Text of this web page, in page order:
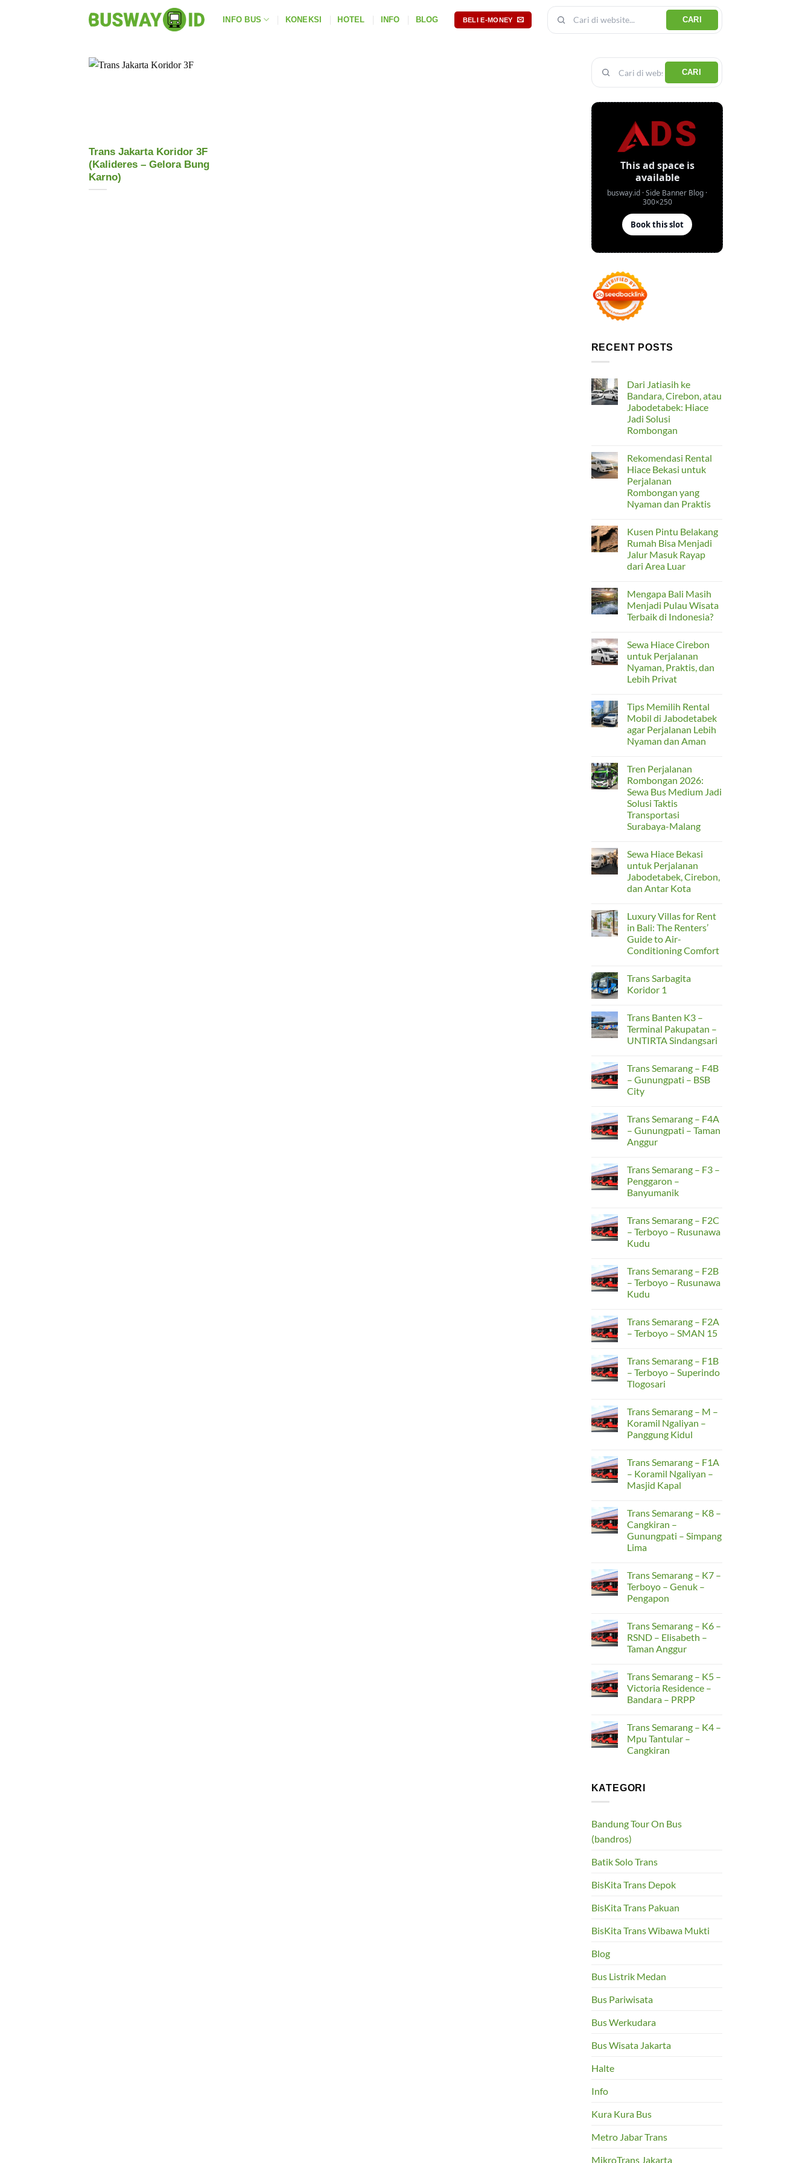
INFO BUS KONEKSI HOTEL INFO BLOG BELI E-MONEY CARI
Trans Jakarta Koridor 3F
(Kalideres – Gelora Bung
Karno)
CARI
RECENT POSTS
Dari Jatiasih ke
Bandara, Cirebon, atau
Jabodetabek: Hiace
Jadi Solusi
Rombongan
on
Dari
Jatiasih
ke
Bandara,
Cirebon,
atau
Jadi
Solusi
Rombongan
Rekomendasi Rental
Hiace Bekasi untuk
Perjalanan
Rombongan yang
Nyaman dan Praktis
on
Rekomendasi
Rental
Hiace
Bekasi
untuk
yang
Nyaman
dan
Praktis
Kusen Pintu Belakang
Rumah Bisa Menjadi
Jalur Masuk Rayap
dari Area Luar
on
Kusen
Pintu
Belakang
Menjadi
Jalur
Masuk
Rayap
dari
Area
Mengapa Bali Masih
Menjadi Pulau Wisata
Terbaik di Indonesia?
on
Mengapa
Bali
Masih
Menjadi
Pulau
di
Indonesia?
Sewa Hiace Cirebon
untuk Perjalanan
Nyaman, Praktis, dan
Lebih Privat
on
Sewa
Hiace
Cirebon
untuk
Perjalanan
dan
Lebih
Privat
Tips Memilih Rental
Mobil di Jabodetabek
agar Perjalanan Lebih
Nyaman dan Aman
on
Tips
Memilih
Rental
Mobil
di
Jabodetabek
agar
Perjalanan
dan
Aman
Tren Perjalanan
Rombongan 2026:
Sewa Bus Medium Jadi
Solusi Taktis
Transportasi
Surabaya-Malang
on
Perjalanan
Rombongan
2026:
Sewa
Jadi
Solusi
Taktis
Transportasi
Surabaya-
Malang
Sewa Hiace Bekasi
untuk Perjalanan
Jabodetabek, Cirebon,
dan Antar Kota
on
Sewa
Hiace
Bekasi
untuk
Perjalanan
dan
Antar
Kota
Luxury Villas for Rent
in Bali: The Renters’
Guide to Air-
Conditioning Comfort
on
Luxury
Villas
in
Bali:
The
Renters’
Air-
Conditioning
Comfort
Trans Sarbagita
Koridor 1
on
Trans
Sarbagita
Koridor
Trans Banten K3 –
Terminal Pakupatan –
UNTIRTA Sindangsari
on
Trans
Banten
K3
Pakupatan
UNTIRTA
Sindangsari
Trans Semarang – F4B
– Gunungpati – BSB
City
on
Trans
Semarang
–
Gunungpati
BSB
City
Trans Semarang – F4A
– Gunungpati – Taman
Anggur
on
Trans
Semarang
–
Gunungpati
Taman
Anggur
Trans Semarang – F3 –
Penggaron –
Banyumanik
on
Trans
Semarang
–
Penggaron
Banyumanik
Trans Semarang – F2C
– Terboyo – Rusunawa
Kudu
on
Trans
Semarang
–
Terboyo
Rusunawa
Trans Semarang – F2B
– Terboyo – Rusunawa
Kudu
on
Trans
Semarang
–
Terboyo
–
Rusunawa
Trans Semarang – F2A
– Terboyo – SMAN 15
on
Trans
Semarang
–
Terboyo
SMAN
15
Trans Semarang – F1B
– Terboyo – Superindo
Tlogosari
on
Trans
Semarang
–
Terboyo
Superindo
Tlogosari
Trans Semarang – M –
Koramil Ngaliyan –
Panggung Kidul
on
Trans
Semarang
–
Koramil
Ngaliyan
–
Panggung
Kidul
Trans Semarang – F1A
– Koramil Ngaliyan –
Masjid Kapal
on
Trans
Semarang
–
F1A
–
–
Masjid
Kapal
Trans Semarang – K8 –
Cangkiran –
Gunungpati – Simpang
Lima
on
Trans
Semarang
–
Cangkiran
Gunungpati
–
Simpang
Trans Semarang – K7 –
Terboyo – Genuk –
Pengapon
on
Trans
Semarang
–
Terboyo
Genuk
–
Pengapon
Trans Semarang – K6 –
RSND – Elisabeth –
Taman Anggur
on
Trans
Semarang
–
RSND
Elisabeth
–
Taman
Trans Semarang – K5 –
Victoria Residence –
Bandara – PRPP
on
Trans
Semarang
–
–
Trans Semarang – K4 –
Mpu Tantular –
Cangkiran
Trans
Semarang
Mpu
–
KATEGORI
Bandung Tour On Bus
(bandros)
Batik Solo Trans
BisKita Trans Depok
BisKita Trans Pakuan
BisKita Trans Wibawa Mukti
Blog
Bus Listrik Medan
Bus Pariwisata
Bus Werkudara
Bus Wisata Jakarta
Halte
Info
Kura Kura Bus
Metro Jabar Trans
MikroTrans Jakarta